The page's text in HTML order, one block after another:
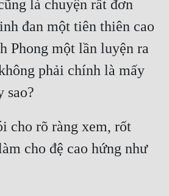
là chuyện rất đơn
đan một tiên thiên cao
Phong một lần luyện ra
phải chính là mấy
cho rõ ràng xem, rốt
cho đệ cao hứng như